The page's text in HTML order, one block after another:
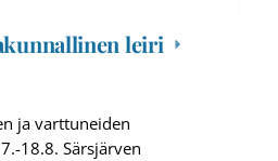
leiri
ja varttuneiden
18.8. Särsjärven